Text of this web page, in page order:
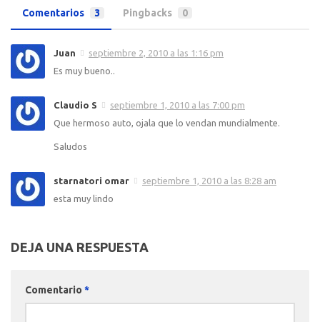
Comentarios 3 Pingbacks 0
Juan
septiembre 2, 2010 a las 1:16 pm
Es muy bueno..
Claudio S
septiembre 1, 2010 a las 7:00 pm
Que hermoso auto, ojala que lo vendan mundialmente.
Saludos
starnatori omar
septiembre 1, 2010 a las 8:28 am
esta muy lindo
DEJA UNA RESPUESTA
Comentario *